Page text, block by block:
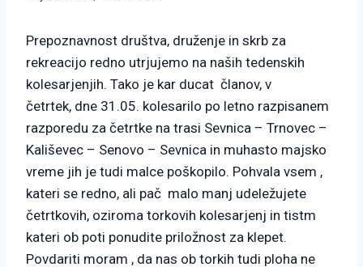
Prepoznavnost društva, druženje in skrb za
rekreacijo redno utrjujemo na naših tedenskih
kolesarjenjih. Tako je kar ducat članov, v
četrtek, dne 31.05. kolesarilo po letno razpisanem
razporedu za četrtke na trasi Sevnica – Trnovec –
Kališevec – Senovo – Sevnica in muhasto majsko
vreme jih je tudi malce poškopilo. Pohvala vsem ,
kateri se redno, ali pač malo manj udeležujete
četrtkovih, oziroma torkovih kolesarjenj in tistm
kateri ob poti ponudite priložnost za klepet.
Povdariti moram , da nas ob torkih tudi ploha ne